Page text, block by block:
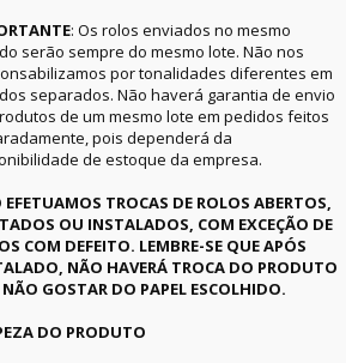
: Os rolos enviados no mesmo
serão sempre do mesmo lote. Não nos
por tonalidades diferentes em
separados. Não haverá garantia de envio
de um mesmo lote em pedidos feitos
pois dependerá da
de estoque da empresa.
EFETUAMOS TROCAS DE ROLOS ABERTOS,
OU INSTALADOS, COM EXCEÇÃO DE
COM DEFEITO. LEMBRE-SE QUE APÓS
NÃO HAVERÁ TROCA DO PRODUTO
NÃO GOSTAR DO PAPEL ESCOLHIDO.
DO PRODUTO